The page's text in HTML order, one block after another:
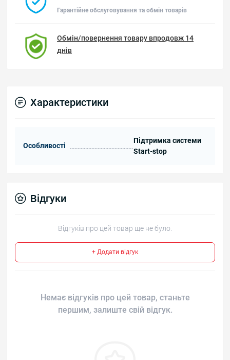
Гарантійне обслуговування та обмін товарів
Обмін/повернення товару впродовж 14
днів
Характеристики
Особливості
Підтримка системи
Start-stop
Відгуки
Відгуків про цей товар ще не було.
+ Додати відгук
Немає відгуків про цей товар, станьте
першим, залиште свій відгук.